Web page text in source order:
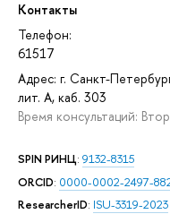
Контакты
Телефон:
61517
Адрес: г. Санкт-
лит. А, каб. 303
Время консультаций:
SPIN РИНЦ: 9132-8315
ORCID: 0000-0002-2497-
ResearcherID: ISU-3319-2023